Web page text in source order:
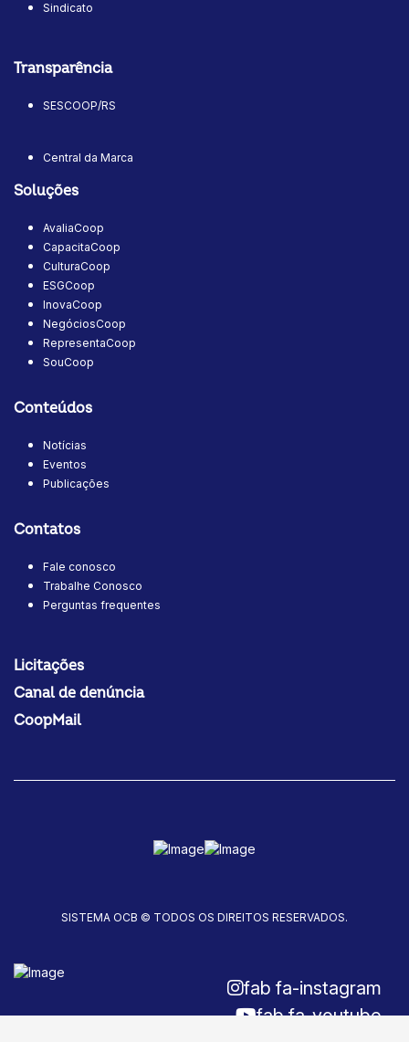
Sindicato
Transparência
SESCOOP/RS
Central da Marca
Soluções
AvaliaCoop
CapacitaCoop
CulturaCoop
ESGCoop
InovaCoop
NegóciosCoop
RepresentaCoop
SouCoop
Conteúdos
Notícias
Eventos
Publicações
Contatos
Fale conosco
Trabalhe Conosco
Perguntas frequentes
Licitações
Canal de denúncia
CoopMail
SISTEMA OCB © TODOS OS DIREITOS RESERVADOS.
fab fa-instagram
fab fa-youtube